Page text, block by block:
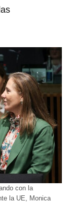
con la
la UE, Monica